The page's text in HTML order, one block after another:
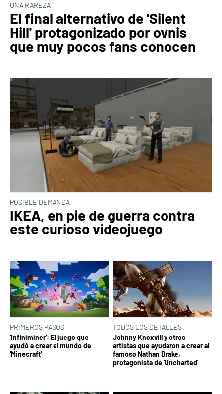
UNA RAREZA
El final alternativo de 'Silent
Hill' protagonizado por ovnis
que muy pocos fans conocen
POSIBLE DEMANDA
IKEA, en pie de guerra contra
este curioso videojuego
PRIMEROS PASOS
'Infiniminer': El juego que
ayudó a crear el mundo de
'Minecraft'
TODOS LOS DETALLES
Johnny Knoxvill y otros
artistas que ayudaron a crear al
famoso Nathan Drake,
protagonista de 'Uncharted'